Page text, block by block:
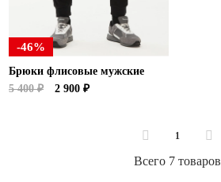
-46%
Брюки флисовые мужские
5 400 ₽
2 900 ₽
1
Всего 7 товаров